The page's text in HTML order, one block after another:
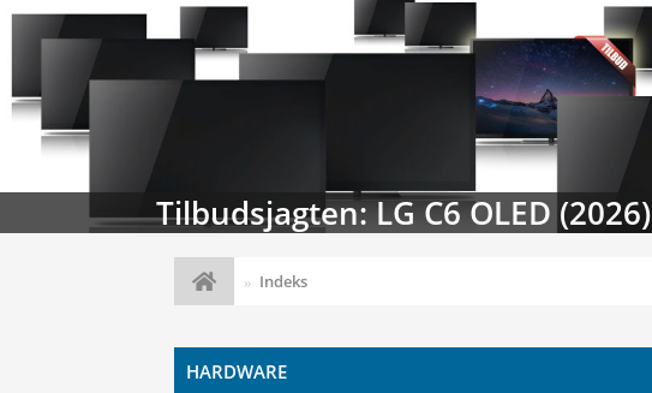
Streaming-kalenderen: Nyt i august
Indeks
HARDWARE